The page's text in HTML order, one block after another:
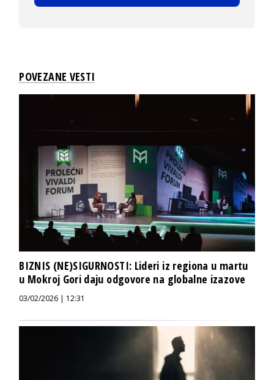
POVEZANE VESTI
BIZNIS (NE)SIGURNOSTI: Lideri iz regiona u martu
u Mokroj Gori daju odgovore na globalne izazove
03/02/2026 | 12:31